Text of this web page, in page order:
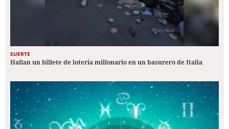
SUERTE
Hallan un billete de lotería millonario en un basurero de Italia